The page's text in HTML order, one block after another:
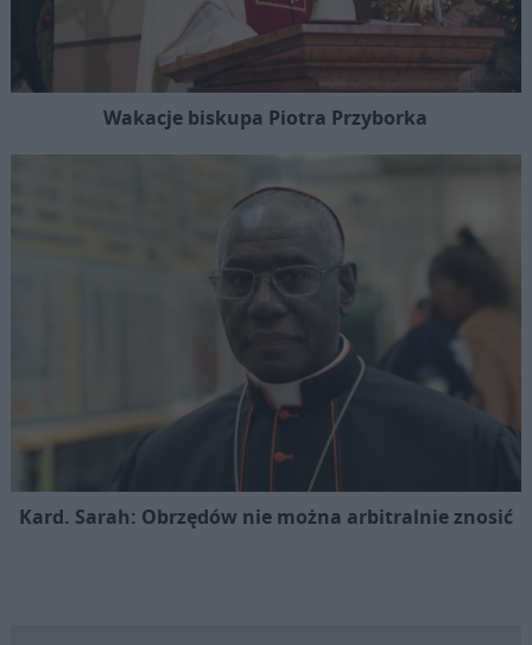
Wakacje biskupa Piotra Przyborka
Kard. Sarah: Obrzędów nie można arbitralnie znosić